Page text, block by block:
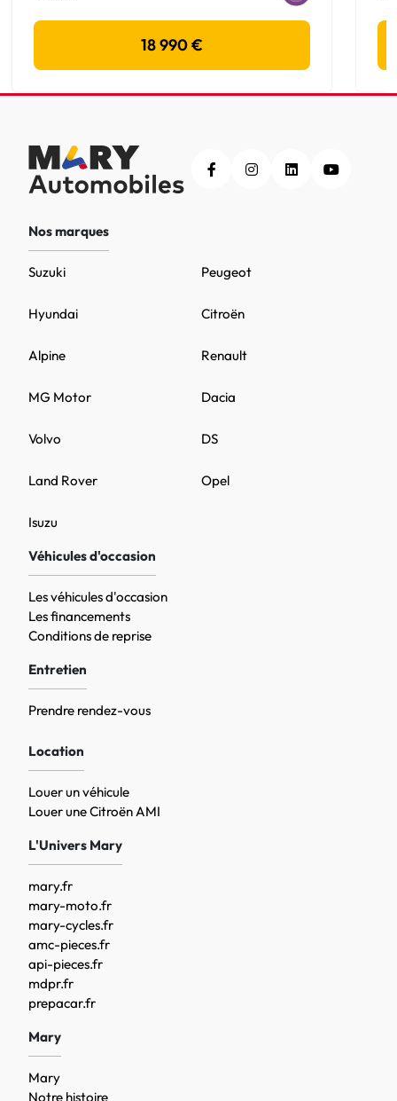
18 990 €
Nos marques
Peugeot
DS
MG Motor
Citroën
Opel
Volvo
Renault
Hyundai
Land Rover
Dacia
Alpine
Isuzu
Suzuki
Véhicules d'occasion
Les véhicules d'occasion
Les financements
Conditions de reprise
Entretien
Prendre rendez-vous
Location
Louer un véhicule
Louer une Citroën AMI
L'Univers Mary
mary.fr
mary-moto.fr
mary-cycles.fr
amc-pieces.fr
api-pieces.fr
mdpr.fr
prepacar.fr
Mary
Mary
Notre histoire